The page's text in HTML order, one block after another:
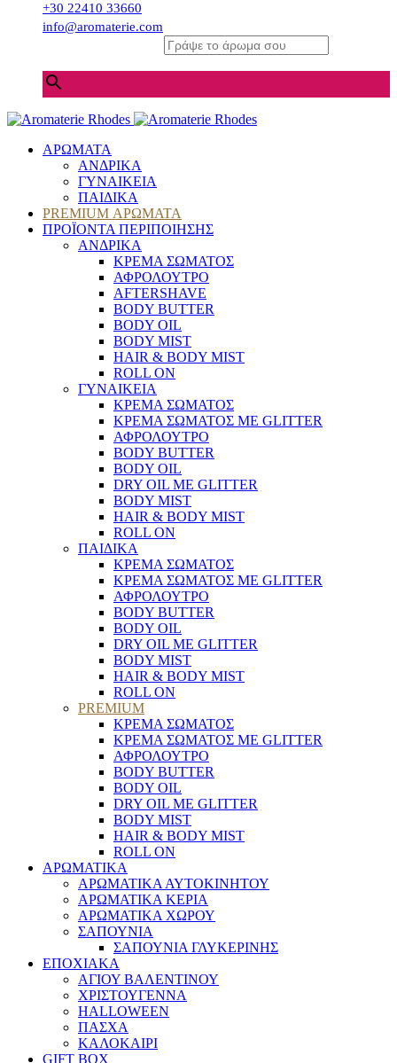
+30 22410 33660
info@aromaterie.com
ΑΡΩΜΑΤΑ
ΑΝΔΡΙΚΑ
ΓΥΝΑΙΚΕΙΑ
ΠΑΙΔΙΚΑ
PREMIUM ΑΡΩΜΑΤΑ
ΠΡΟΪΟΝΤΑ ΠΕΡΙΠΟΙΗΣΗΣ
ΑΝΔΡΙΚΑ
ΚΡΕΜΑ ΣΩΜΑΤΟΣ
ΑΦΡΟΛΟΥΤΡΟ
AFTERSHAVE
BODY BUTTER
BODY OIL
BODY MIST
HAIR & BODY MIST
ROLL ON
ΓΥΝΑΙΚΕΙΑ
ΚΡΕΜΑ ΣΩΜΑΤΟΣ
ΚΡΕΜΑ ΣΩΜΑΤΟΣ ΜΕ GLITTER
ΑΦΡΟΛΟΥΤΡΟ
BODY BUTTER
BODY OIL
DRY OIL ΜΕ GLITTER
BODY MIST
HAIR & BODY MIST
ROLL ON
ΠΑΙΔΙΚΑ
ΚΡΕΜΑ ΣΩΜΑΤΟΣ
ΚΡΕΜΑ ΣΩΜΑΤΟΣ ΜΕ GLITTER
ΑΦΡΟΛΟΥΤΡΟ
BODY BUTTER
BODY OIL
DRY OIL ΜΕ GLITTER
BODY MIST
HAIR & BODY MIST
ROLL ON
PREMIUM
ΚΡΕΜΑ ΣΩΜΑΤΟΣ
ΚΡΕΜΑ ΣΩΜΑΤΟΣ ΜΕ GLITTER
ΑΦΡΟΛΟΥΤΡΟ
BODY BUTTER
BODY OIL
DRY OIL ΜΕ GLITTER
BODY MIST
HAIR & BODY MIST
ROLL ON
ΑΡΩΜΑΤΙΚΑ
ΑΡΩΜΑΤΙΚΑ ΑΥΤΟΚΙΝΗΤΟΥ
ΑΡΩΜΑΤΙΚΑ ΚΕΡΙΑ
ΑΡΩΜΑΤΙΚΑ ΧΩΡΟΥ
ΣΑΠΟΥΝΙΑ
ΣΑΠΟΥΝΙΑ ΓΛΥΚΕΡΙΝΗΣ
ΕΠΟΧΙΑΚΑ
ΑΓΙΟΥ ΒΑΛΕΝΤΙΝΟΥ
ΧΡΙΣΤΟΥΓΕΝΝΑ
HALLOWEEN
ΠΑΣΧΑ
ΚΑΛΟΚΑΙΡΙ
GIFT BOX